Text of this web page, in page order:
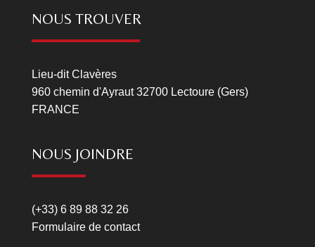
NOUS TROUVER
Lieu-dit Clavères
960 chemin d'Ayraut 32700 Lectoure (Gers)
FRANCE
NOUS JOINDRE
(+33) 6 89 88 32 26
Formulaire de contact